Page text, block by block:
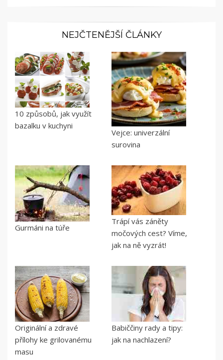
NEJČTENĚJŠÍ ČLÁNKY
10 způsobů, jak využít
bazalku v kuchyni
Vejce: univerzální
surovina
Gurmáni na túře
Trápí vás záněty
močových cest? Víme,
jak na ně vyzrát!
Originální a zdravé
přílohy ke grilovanému
masu
Babiččiny rady a tipy:
jak na nachlazení?